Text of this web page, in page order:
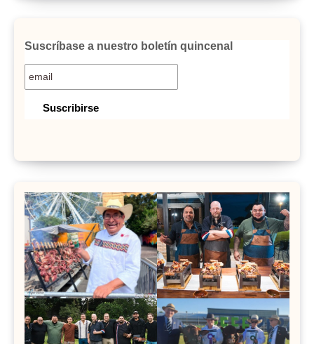
Suscríbase a nuestro boletín quincenal